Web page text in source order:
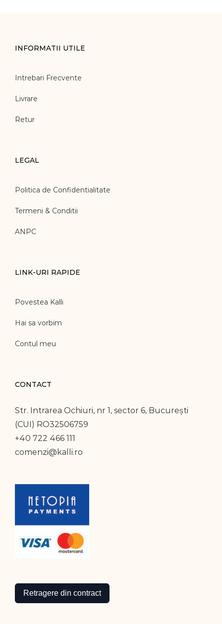
INFORMATII UTILE
Intrebari Frecvente
Livrare
Retur
LEGAL
Politica de Confidentialitate
Termeni & Conditii
ANPC
LINK-URI RAPIDE
Povestea Kalli
Hai sa vorbim
Contul meu
CONTACT
Str. Intrarea Ochiuri, nr 1, sector 6, București
(CUI) RO32506759
+40 722 466 111
comenzi@kalli.ro
Retragere din contract